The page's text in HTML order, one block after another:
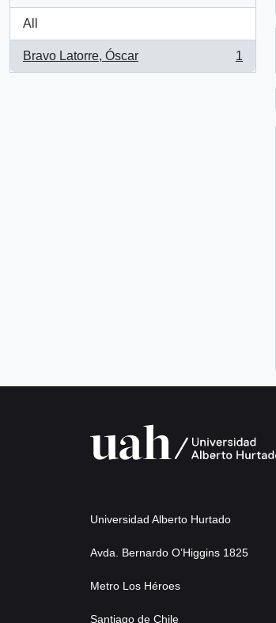
All
Bravo Latorre, Óscar
, 1 results
1
Universidad Alberto Hurtado
Avda. Bernardo O’Higgins 1825
Metro Los Héroes
Santiago de Chile